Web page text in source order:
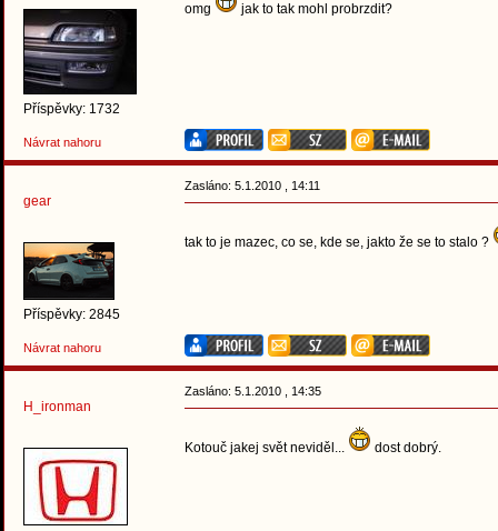
Příspěvky: 1732
omg jak to tak mohl probrzdit?
Návrat nahoru
gear
Příspěvky: 2845
Zasláno: 5.1.2010 , 14:11
tak to je mazec, co se, kde se, jakto že se to stalo ?
Návrat nahoru
H_ironman
Zasláno: 5.1.2010 , 14:35
Kotouč jakej svět neviděl... dost dobrý.